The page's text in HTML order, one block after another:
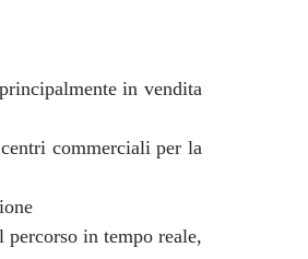
in vendita
commerciali per la
in tempo reale,